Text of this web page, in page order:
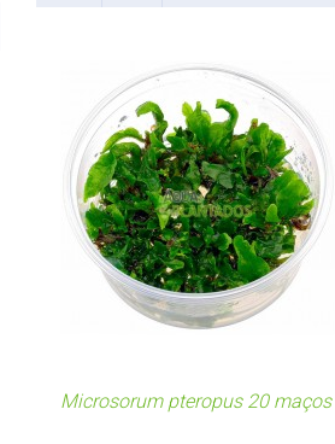
Microsorum pteropus 20 maços